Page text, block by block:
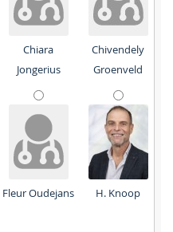
Chiara
Jongerius
Chivendely
Groenveld
Fleur Oudejans H. Knoop